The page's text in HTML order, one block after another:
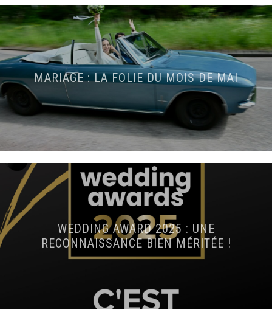
MARIAGE : LA FOLIE DU MOIS DE MAI
WEDDING AWARD 2025 : UNE
RECONNAISSANCE BIEN MÉRITÉE !